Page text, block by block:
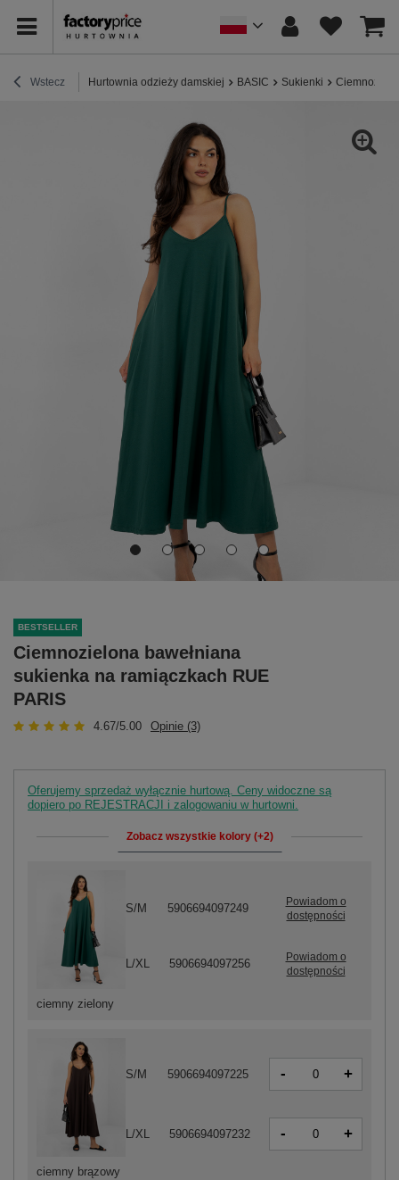
Wstecz Hurtownia odzieży damskiej BASIC Sukienki
BESTSELLER
Ciemnozielona bawełniana
sukienka na ramiączkach RUE
PARIS
4.67/5.00 Opinie (3)
Oferujemy sprzedaż wyłącznie hurtową. Ceny widoczne są
dopiero po REJESTRACJI i zalogowaniu w hurtowni.
Zobacz wszystkie kolory (+2)
ciemny brązowy
S/M 5906694097225 - +
L/XL 5906694097232 - +
ciemny zielony
S/M 5906694097249
Powiadom o
dostępności
L/XL 5906694097256
Powiadom o
dostępności